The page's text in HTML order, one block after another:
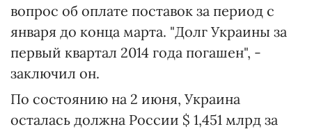
вопрос об оплате поставок за период с
января до конца марта. "Долг Украины за
первый квартал 2014 года погашен", -
заключил он.
По состоянию на 2 июня, Украина
осталась должна России $ 1,451 млрд за